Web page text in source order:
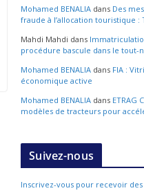
Mohamed BENALIA dans Des
fraude à l’allocation touristique :
Mahdi Mahdi dans
procédure bascule dans le tout-
Mohamed BENALIA dans FIA :
économique active
Mohamed BENALIA dans ETRAG
modèles de tracteurs pour
Suivez-nous
Inscrivez-vous pour recevoir